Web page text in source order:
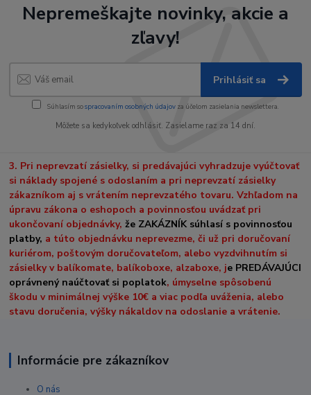
Nepremeškajte novinky, akcie a
zľavy!
Prihlásiť sa
Súhlasím sospracovaním osobných údajov za účelom zasielania newslettera.
Môžete sa kedykoľvek odhlásiť. Zasielame raz za 14 dní.
3. Pri neprevzatí zásielky, si predávajúci vyhradzuje vyúčtovať
si náklady spojené s odoslaním a pri neprevzatí zásielky
zákazníkom aj s vrátením neprevzatého tovaru. Vzhľadom na
úpravu zákona o eshopoch a povinnosťou uvádzať pri
ukončovaní objednávky,že ZAKÁZNÍK súhlasí s povinnosťou
platby, a túto objednávku neprevezme, či už pri doručovaní
kuriérom, poštovým doručovateľom, alebo vyzdvihnutím si
zásielky v balíkomate, balíkoboxe, alzaboxe, je PREDÁVAJÚCI
oprávnený naúčtovať si poplatok, úmyselne spôsobenú
škodu v minimálnej výške 10€ a viac podľa uváženia, alebo
stavu doručenia, výšky nákaldov na odoslanie a vrátenie.
Informácie pre zákazníkov
O nás